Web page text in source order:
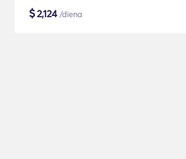
$2,124/diena